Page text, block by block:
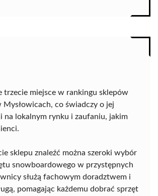
trzecie miejsce w rankingu sklepów
Mysłowicach, co świadczy o jej
na lokalnym rynku i zaufaniu, jakim
sklepu znaleźć można szeroki wybór
snowboardowego w przystępnych
służą fachowym doradztwem i
pomagając każdemu dobrać sprzęt